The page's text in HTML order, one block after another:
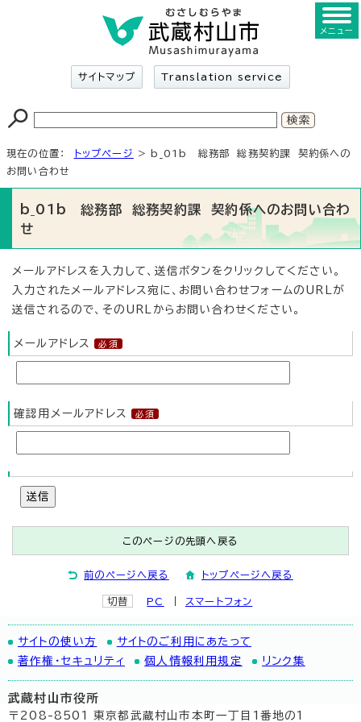
サイトマップ Translation service
メニュー
現在の位置： トップページ
> b_01b 総務部 総務契約課 契約係への
お問い合わせ
b_01b 総務部 総務契約課 契約係へのお問い合わ
せ
メールアドレスを入力して、送信ボタンをクリックしてください。
入力されたメールアドレス宛に、お問い合わせフォームのURLが
送信されるので、そのURLからお問い合わせください。
メールアドレス
確認用メールアドレス
送信
このページの先頭へ戻る
前のページへ戻る トップページへ戻る
切替 PC スマートフォン
サイトの使い方
サイトのご利用にあたって
著作権・セキュリティ
個人情報利用規定 リンク集
武蔵村山市役所
〒208-8501 東京都武蔵村山市本町一丁目1番地の1